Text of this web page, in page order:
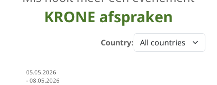
KRONE afspraken
Country:
Date
05.05.2026
- 08.05.2026